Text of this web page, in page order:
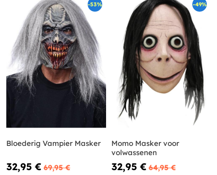
-53%
Bloederig Vampier Masker
32,95 € 69,95 €
-49%
Momo Masker voor
volwassenen
32,95 € 64,95 €